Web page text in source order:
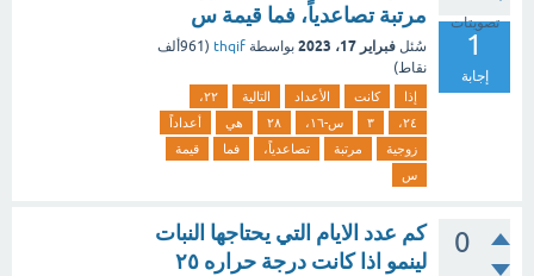
تصويتات
1
إجابة
مرتبة تصاعدياً، فما قيمة س
سُئل فبراير 17، 2023 بواسطة thqif
( 961ألف
نقاط)
إذا كانت الأعداد التالية
٢٢،
٢٤،
٣ س-١٦، ٢٨ هي
أعداداً
زوجية
مرتبة تصاعدياً، فما
قيمة
س
0
كم عدد الايام التي يحتاجها النبات
لينمو اذا كانت درجة حراره ٢٥